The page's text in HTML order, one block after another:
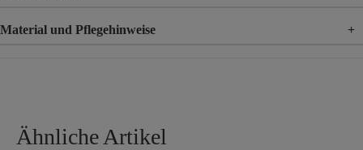
Material und Pflegehinweise +
Ähnliche Artikel